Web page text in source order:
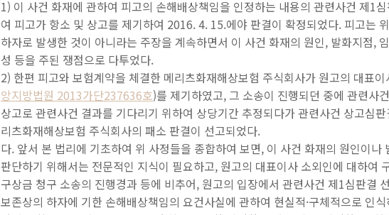
1) 이 사건 화재에 관하여 피고의 손해배상책임을 인정하는 내용의 관련사건 제1
여 피고가 항소 및 상고를 제기하여 2016. 4. 15.에야 판결이 확정되었다. 피고는
하자로 발생한 것이 아니라는 주장을 계속하면서 이 사건 화재의 원인, 발화지점,
성 등을 주된 쟁점으로 다투었다.
2) 한편 피고와 보험계약을 체결한 메리츠화재해상보험 주식회사가 원고의 대표
앙지방법원 2013가단237636호)를 제기하였고, 그 소송이 진행되던 중에 관련사
상고로 관련사건 결과를 기다리기 위하여 상당기간 추정되다가 관련사건 상고심
리츠화재해상보험 주식회사의 패소 판결이 선고되었다.
다. 앞서 본 법리에 기초하여 위 사정들을 종합하여 보면, 이 사건 화재의 원인이
판단하기 위해서는 전문적인 지식이 필요하고, 원고의 대표이사 소외인에 대하여
구상금 청구 소송의 진행경과 등에 비추어, 원고의 입장에서 관련사건 제1심판결
보존상의 하자에 기한 손해배상책임의 요건사실에 관하여 현실적·구체적으로 인